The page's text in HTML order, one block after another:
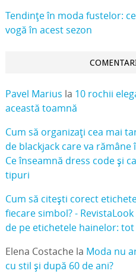
Tendințe în moda fustelor:
vogă în acest sezon
Pavel Marius la 10 rochii
această toamnă
Cum să organizați cea mai
de blackjack care va
Ce înseamnă dress code și
tipuri
Cum să citești corect
fiecare simbol? - RevistaLook
de pe etichetele hainelor:
Elena Costachela Moda nu
cu stil și după 60 de ani?